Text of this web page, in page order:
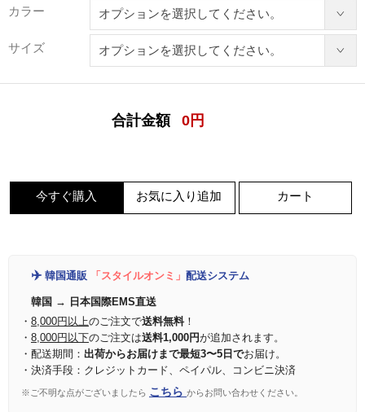
カラー
サイズ
合計金額 0 円
今すぐ購入 お気に入り追加 カート
✈️ 韓国通販 「スタイルオンミ」 配送システム
韓国 → 日本国際EMS直送
・ 8,000円以上のご注文で送料無料！
・ 8,000円以下のご注文は送料1,000円が追加されます。
・配送期間： 出荷からお届けまで最短3〜5日でお届け。
・決済手段：クレジットカード、ペイパル、コンビニ決済
※ご不明な点がございましたら こちら からお問い合わせください。